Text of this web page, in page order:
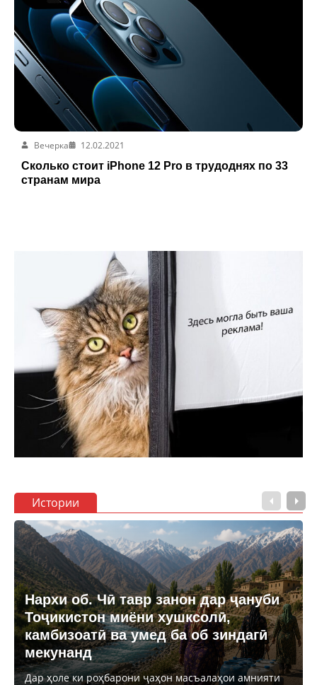
Вечерка
12.02.2021
Сколько стоит iPhone 12 Pro в трудоднях по 33
странам мира
Истории
Нархи об. Чӣ тавр занон дар ҷануби
Тоҷикистон миёни хушксолӣ,
камбизоатӣ ва умед ба об зиндагӣ
мекунанд
Дар ҳоле ки роҳбарони ҷаҳон масъалаҳои амнияти